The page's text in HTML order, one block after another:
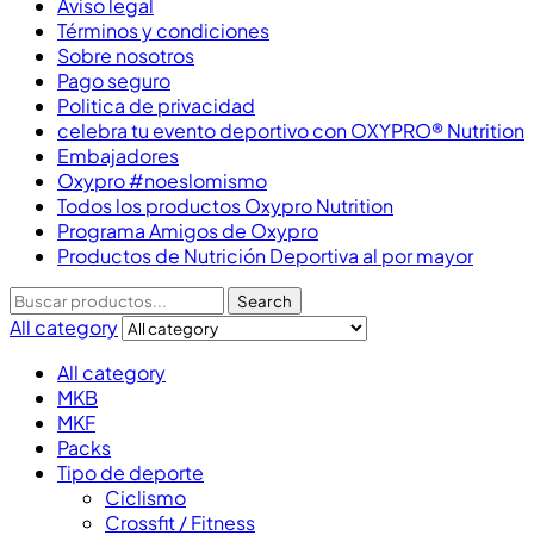
Términos y condiciones
Sobre nosotros
Pago seguro
Politica de privacidad
celebra tu evento deportivo con OXYPRO® Nutrition
Embajadores
Oxypro #noeslomismo
Todos los productos Oxypro Nutrition
Programa Amigos de Oxypro
Productos de Nutrición Deportiva al por mayor
Search
All category
All category
MKB
MKF
Packs
Tipo de deporte
Ciclismo
Crossfit / Fitness